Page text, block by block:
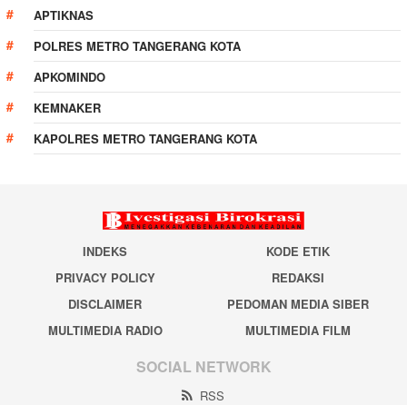
APTIKNAS
POLRES METRO TANGERANG KOTA
APKOMINDO
KEMNAKER
KAPOLRES METRO TANGERANG KOTA
INDEKS
KODE ETIK
PRIVACY POLICY
REDAKSI
DISCLAIMER
PEDOMAN MEDIA SIBER
MULTIMEDIA RADIO
MULTIMEDIA FILM
SOCIAL NETWORK
RSS